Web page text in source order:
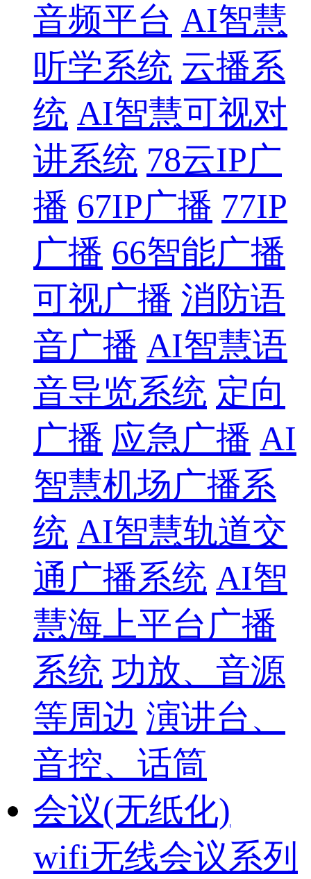
音频平台 AI智慧
听学系统 云播系
统 AI智慧可视对
讲系统 78云IP广
播 67IP广播 77IP
广播 66智能广播
可视广播 消防语
音广播 AI智慧语
音导览系统 定向
广播 应急广播 AI
智慧机场广播系
统 AI智慧轨道交
通广播系统 AI智
慧海上平台广播
系统 功放、音源
等周边 演讲台、
音控、话筒
会议(无纸化)
wifi无线会议系列